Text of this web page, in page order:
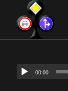
00:00